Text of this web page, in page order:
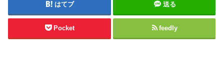
はてブ 送る
Pocket feedly